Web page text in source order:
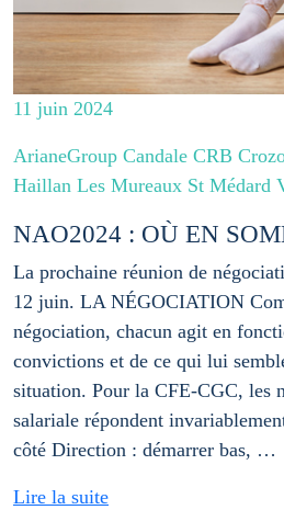
11 juin 2024
ArianeGroup Candale CRB
Haillan Les Mureaux St Médard
NAO2024 : OÙ EN
La prochaine réunion de
12 juin. LA NÉGOCIATION
négociation, chacun agit en
convictions et de ce qui lui
situation. Pour la CFE-CGC, les
salariale répondent
côté Direction : démarrer bas, …
Lire la suite